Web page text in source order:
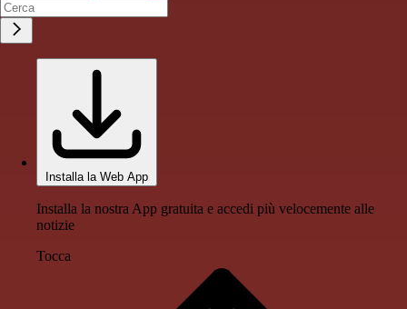
Installa la Web App
Installa la nostra App gratuita e accedi più velocemente alle
notizie
Tocca